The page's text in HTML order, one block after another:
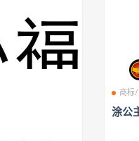
商标
涂公